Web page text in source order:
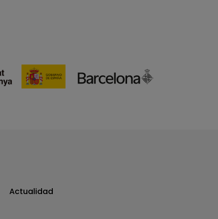
Actualidad